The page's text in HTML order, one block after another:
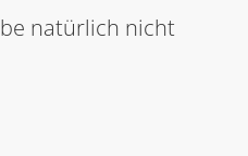
natürlich nicht